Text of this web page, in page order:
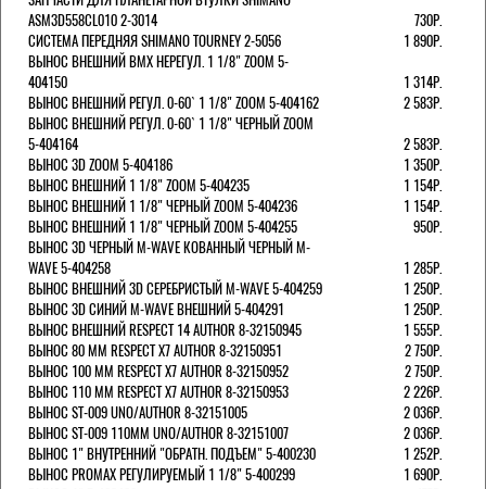
ASM3D558CL010 2-3014
730Р.
СИСТЕМА ПЕРЕДНЯЯ SHIMANO TOURNEY 2-5056
1 890Р.
ВЫНОС ВНЕШНИЙ BMX НЕРЕГУЛ. 1 1/8" ZOOM 5-
404150
1 314Р.
ВЫНОС ВНЕШНИЙ РЕГУЛ. 0-60` 1 1/8" ZOOM 5-404162
2 583Р.
ВЫНОС ВНЕШНИЙ РЕГУЛ. 0-60` 1 1/8" ЧЕРНЫЙ ZOOM
5-404164
2 583Р.
ВЫНОС 3D ZOOM 5-404186
1 350Р.
ВЫНОС ВНЕШНИЙ 1 1/8" ZOOM 5-404235
1 154Р.
ВЫНОС ВНЕШНИЙ 1 1/8" ЧЕРНЫЙ ZOOM 5-404236
1 154Р.
ВЫНОС ВНЕШНИЙ 1 1/8" ЧЕРНЫЙ ZOOM 5-404255
950Р.
ВЫНОС 3D ЧЕРНЫЙ M-WAVE КОВАННЫЙ ЧЕРНЫЙ M-
WAVE 5-404258
1 285Р.
ВЫНОС ВНЕШНИЙ 3D СЕРЕБРИСТЫЙ M-WAVE 5-404259
1 250Р.
ВЫНОС 3D СИНИЙ M-WAVE ВНЕШНИЙ 5-404291
1 250Р.
ВЫНОС ВНЕШНИЙ RESPECT 14 AUTHOR 8-32150945
1 555Р.
ВЫНОС 80 ММ RESPECT Х7 AUTHOR 8-32150951
2 750Р.
ВЫНОС 100 ММ RESPECT Х7 AUTHOR 8-32150952
2 750Р.
ВЫНОС 110 ММ RESPECT Х7 AUTHOR 8-32150953
2 226Р.
ВЫНОС ST-009 UNO/AUTHOR 8-32151005
2 036Р.
ВЫНОС ST-009 110ММ UNO/AUTHOR 8-32151007
2 036Р.
ВЫНОС 1" ВНУТРЕННИЙ "ОБРАТН. ПОДЪЕМ" 5-400230
1 252Р.
ВЫНОС PROMAX РЕГУЛИРУЕМЫЙ 1 1/8" 5-400299
1 690Р.